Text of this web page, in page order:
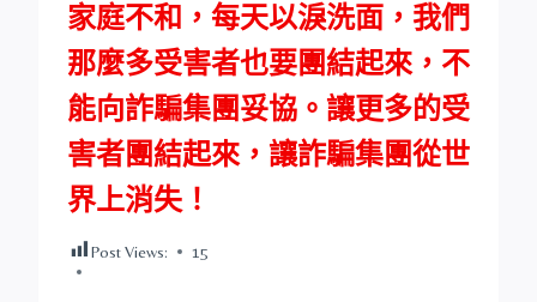
家庭不和，每天以淚洗面，我們
那麼多受害者也要團結起來，不
能向詐騙集團妥協。讓更多的受
害者團結起來，讓詐騙集團從世
界上消失！
Post Views: 15